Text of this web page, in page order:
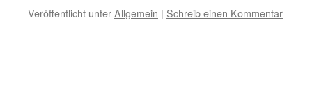
Veröffentlicht unterAllgemein | Schreib einen Kommentar